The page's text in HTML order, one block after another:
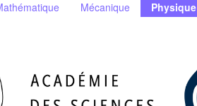
Mécanique Physique